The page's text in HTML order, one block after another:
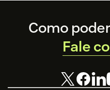
FooterComo
Fale